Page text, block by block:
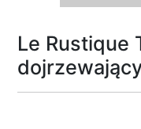
Le Rustique